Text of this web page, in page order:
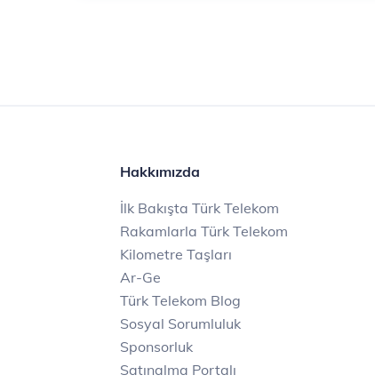
Hakkımızda
İlk Bakışta Türk Telekom
Rakamlarla Türk Telekom
Kilometre Taşları
Ar-Ge
Türk Telekom Blog
Sosyal Sorumluluk
Sponsorluk
Satınalma Portalı